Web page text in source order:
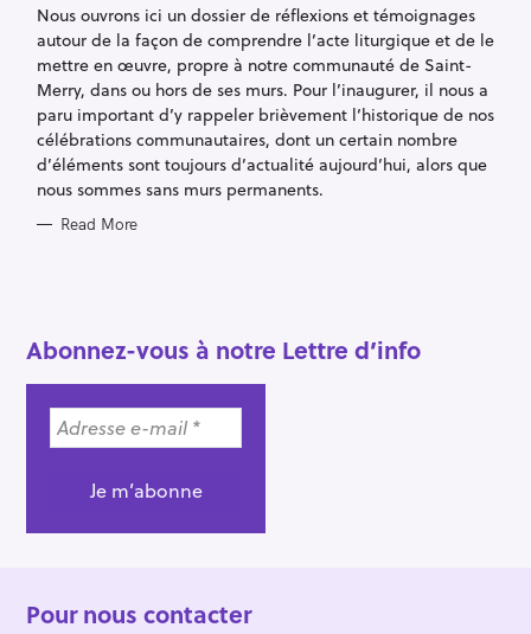
E
Nous ouvrons ici un dossier de réflexions et témoignages
autour de la façon de comprendre l’acte liturgique et de le
mettre en œuvre, propre à notre communauté de Saint-
Merry, dans ou hors de ses murs. Pour l’inaugurer, il nous a
paru important d’y rappeler brièvement l’historique de nos
célébrations communautaires, dont un certain nombre
d’éléments sont toujours d’actualité aujourd’hui, alors que
nous sommes sans murs permanents.
Read More
Abonnez-vous à notre Lettre d’info
Pour nous contacter